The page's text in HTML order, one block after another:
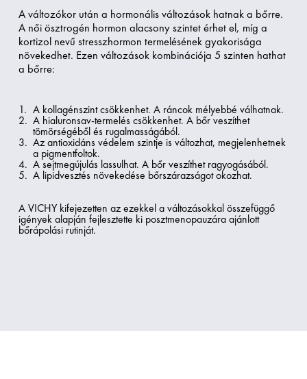
A változókor után a hormonális változások hatnak a bőrre.
A női ösztrogén hormon alacsony szintet érhet el, míg a
kortizol nevű stresszhormon termelésének gyakorisága
növekedhet. Ezen változások kombinációja 5 szinten hathat
a bőrre:
A kollagénszint csökkenhet. A ráncok mélyebbé válhatnak.
A hialuronsav-termelés csökkenhet. A bőr veszíthet
tömörségéből és rugalmasságából.
Az antioxidáns védelem szintje is változhat, megjelenhetnek
a pigmentfoltok.
A sejtmegújulás lassulhat. A bőr veszíthet ragyogásából.
A lipidvesztés növekedése bőrszárazságot okozhat.
A VICHY kifejezetten az ezekkel a változásokkal összefüggő
igények alapján fejlesztette ki posztmenopauzára ajánlott
bőrápolási rutinját.